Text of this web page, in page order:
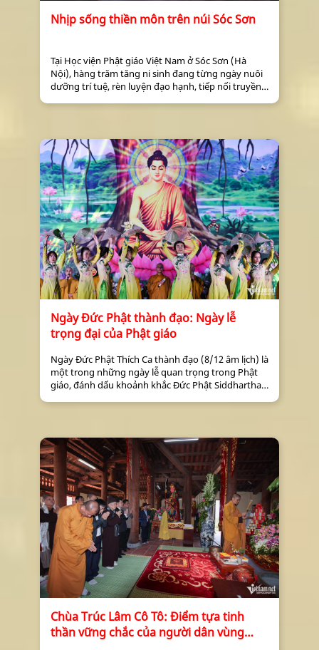
nước Việt Nam phát triển theo
hướng bền vững, hòa bình,
Nhịp sống thiền môn trên núi Sóc Sơn
Tại Học viện Phật giáo Việt Nam ở Sóc Sơn (Hà
Nội), hàng trăm tăng ni sinh đang từng ngày nuôi
dưỡng trí tuệ, rèn luyện đạo hạnh, tiếp nối truyền
Ngày Đức Phật thành đạo: Ngày lễ
trọng đại của Phật giáo
Ngày Đức Phật Thích Ca thành đạo (8/12 âm lịch) là
một trong những ngày lễ quan trọng trong Phật
giáo, đánh dấu khoảnh khắc Đức Phật Siddhartha
Chùa Trúc Lâm Cô Tô: Điểm tựa tinh
thần vững chắc của người dân vùng